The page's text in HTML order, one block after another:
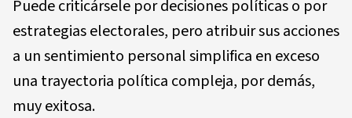
Puede criticársele por decisiones políticas o por
estrategias electorales, pero atribuir sus acciones
a un sentimiento personal simplifica en exceso
una trayectoria política compleja, por demás,
muy exitosa.